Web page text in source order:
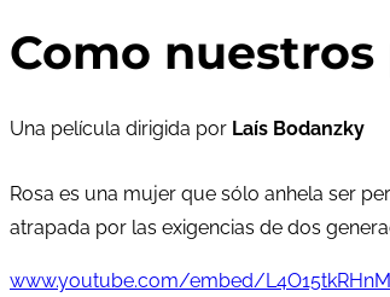
Como nuestros
Una película dirigida por Laís Bodanzky
Rosa es una mujer que sólo anhela ser
atrapada por las exigencias de dos
www.youtube.com/embed/L4O15tkRHnM